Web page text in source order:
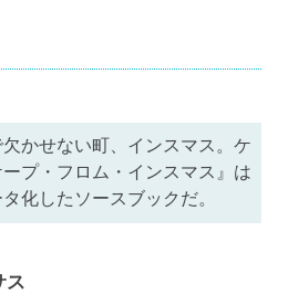
かせない町、インスマス。ケ
プ・フロム・インスマス』は
化したソースブックだ。
ス